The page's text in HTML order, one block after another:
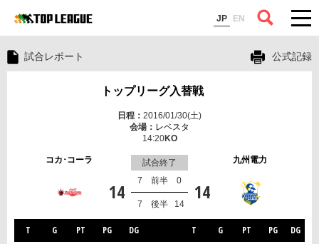
JP EN
コラム
試合レポート 公式記録
トップリーグ入替戦
2016/01/30(土)
レベスタ
14:20
コカ･コーラ 九州電力
試合終了
14 14
前半
7 0
後半
7 14
T G PT PG DG T G PT PG DG